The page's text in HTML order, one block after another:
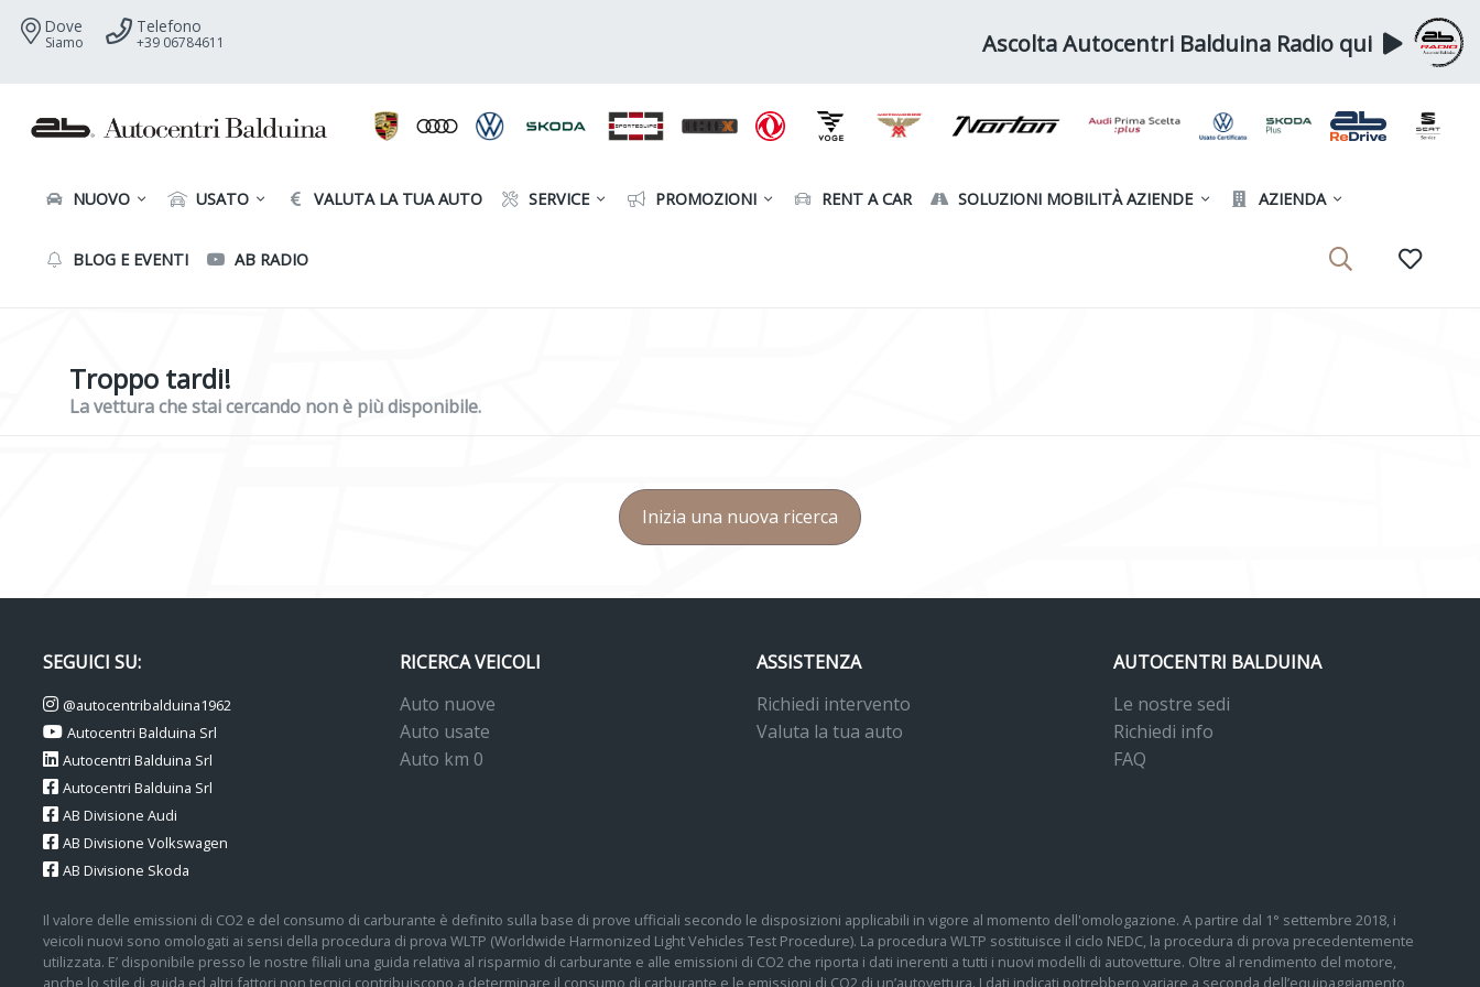
Dove
Siamo
Telefono
+39 06784611 Ascolta Autocentri Balduina Radio qui
NUOVO USATO VALUTA LA TUA AUTO SERVICE PROMOZIONI RENT A CAR SOLUZIONI MOBILITÀ AZIENDE AZIENDA
BLOG E EVENTI AB RADIO
Troppo tardi!
La vettura che stai cercando non è più disponibile.
Inizia una nuova ricerca
SEGUICI SU:
@autocentribalduina1962
Autocentri Balduina Srl
Autocentri Balduina Srl
Autocentri Balduina Srl
AB Divisione Audi
AB Divisione Volkswagen
AB Divisione Skoda
RICERCA VEICOLI
Auto nuove
Auto usate
Auto km 0
ASSISTENZA
Richiedi intervento
Valuta la tua auto
AUTOCENTRI BALDUINA
Le nostre sedi
Richiedi info
FAQ
Il valore delle emissioni di CO2 e del consumo di carburante è definito sulla base di prove ufficiali secondo le disposizioni applicabili in vigore al momento dell'omologazione. A partire dal 1° settembre 2018, i
veicoli nuovi sono omologati ai sensi della procedura di prova WLTP (Worldwide Harmonized Light Vehicles Test Procedure). La procedura WLTP sostituisce il ciclo NEDC, la procedura di prova precedentemente
utilizzata. E’ disponibile presso le nostre filiali una guida relativa al risparmio di carburante e alle emissioni di CO2 che riporta i dati inerenti a tutti i nuovi modelli di autovetture. Oltre al rendimento del motore,
anche lo stile di guida ed altri fattori non tecnici contribuiscono a determinare il consumo di carburante e le emissioni di CO2 di un’autovettura. I dati indicati potrebbero variare a seconda dell’equipaggiamento